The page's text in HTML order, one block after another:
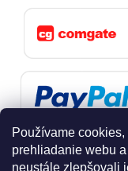
Používame
prehliadanie webu
neustále zlepšovali